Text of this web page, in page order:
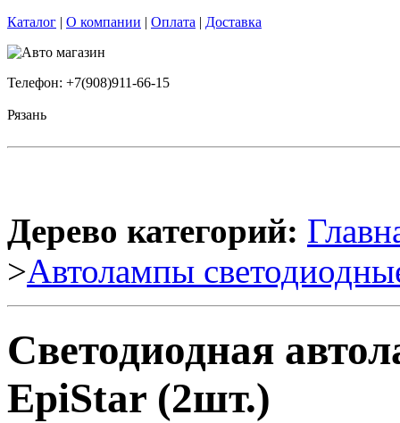
Каталог | О компании | Оплата | Доставка
Телефон: +7(908)911-66-15
Рязань
Дерево категорий:
>Автолампы
Светодиодная
EpiStar (2шт.)